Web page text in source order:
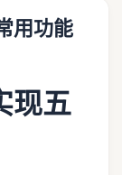
用功能
现五